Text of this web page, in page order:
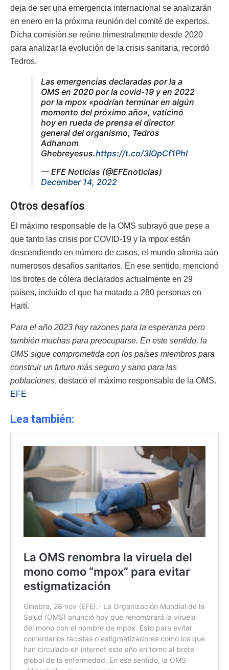
deja de ser una emergencia internacional se analizarán
en enero en la próxima reunión del comité de expertos.
Dicha comisión se reúne trimestralmente desde 2020
para analizar la evolución de la crisis sanitaria, recordó
Tedros.
Las emergencias declaradas por la a
OMS en 2020 por la covid-19 y en 2022
por la mpox «podrían terminar en algún
momento del próximo año», vaticinó
hoy en rueda de prensa el director
general del organismo, Tedros
Adhanom
Ghebreyesus.https://t.co/3IOpCf1PhI
— EFE Noticias (@EFEnoticias)
December 14, 2022
Otros desafíos
El máximo responsable de la OMS subrayó que pese a
que tanto las crisis por COVID-19 y la mpox están
descendiendo en número de casos, el mundo afronta aún
numerosos desafíos sanitarios. En ese sentido, mencionó
los brotes de cólera declarados actualmente en 29
países, incluido el que ha matado a 280 personas en
Haití.
Para el año 2023 hay razones para la esperanza pero
también muchas para preocuparse. En este sentido, la
OMS sigue comprometida con los países miembros para
construir un futuro más seguro y sano para las
poblaciones, destacó el máximo responsable de la OMS.
EFE
Lea también: